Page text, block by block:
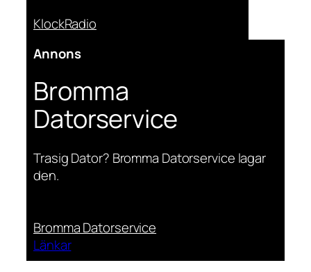
KlockRadio
Annons
Bromma
Datorservice
Trasig Dator? Bromma Datorservice lagar
den.
Bromma Datorservice
Länkar